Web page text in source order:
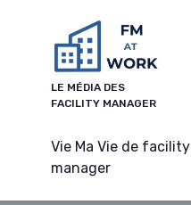
LE MÉDIA DES
FACILITY MANAGER
Vie Ma Vie de facility
manager